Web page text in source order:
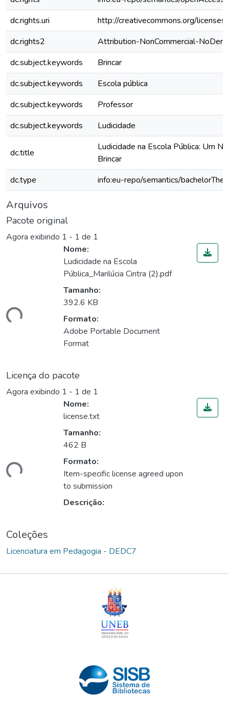
dc.rights.uri
http://creativecommons.org/
dc.rights2
Attribution-NonCommercial-
dc.subject.keywords
Brincar
dc.subject.keywords
Escola pública
dc.subject.keywords
Professor
dc.subject.keywords
Ludicidade
dc.title
Ludicidade na Escola Pública: Um
Brincar
dc.type
info:eu-repo/semantics/
Arquivos
Pacote original
Agora exibindo 1 - 1 de 1
Nome:
Ludicidade na Escola
Pública_Marilúcia Cintra (2).pdf
Tamanho:
392.6 KB
Formato:
Adobe Portable Document
Format
Licença do pacote
Agora exibindo 1 - 1 de 1
Nome:
license.txt
Tamanho:
462 B
Formato:
Item-specific license agreed upon
to submission
Descrição:
Coleções
Licenciatura em Pedagogia - DEDC7